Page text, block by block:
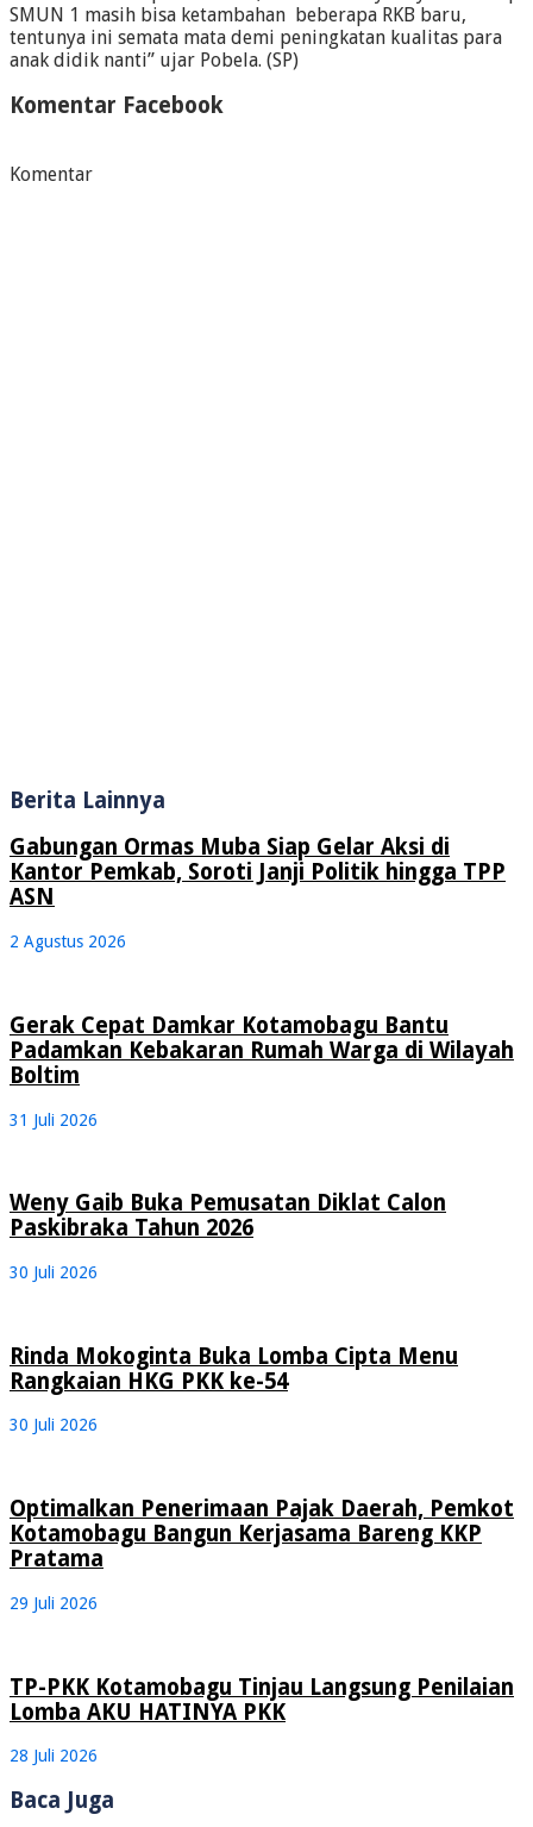
SMUN 1 masih bisa ketambahan beberapa RKB baru,
tentunya ini semata mata demi peningkatan kualitas para
anak didik nanti” ujar Pobela. (SP)
Komentar Facebook
Komentar
Berita Lainnya
Gabungan Ormas Muba Siap Gelar Aksi di
Kantor Pemkab, Soroti Janji Politik hingga TPP
ASN
2 Agustus 2026
Gerak Cepat Damkar Kotamobagu Bantu
Padamkan Kebakaran Rumah Warga di Wilayah
Boltim
31 Juli 2026
Weny Gaib Buka Pemusatan Diklat Calon
Paskibraka Tahun 2026
30 Juli 2026
Rinda Mokoginta Buka Lomba Cipta Menu
Rangkaian HKG PKK ke-54
30 Juli 2026
Optimalkan Penerimaan Pajak Daerah, Pemkot
Kotamobagu Bangun Kerjasama Bareng KKP
Pratama
29 Juli 2026
TP-PKK Kotamobagu Tinjau Langsung Penilaian
Lomba AKU HATINYA PKK
28 Juli 2026
Baca Juga